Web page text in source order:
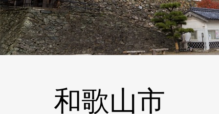
和歌山市